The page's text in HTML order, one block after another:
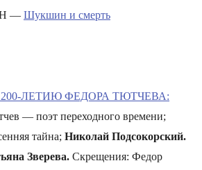
— Шукшин и смерть
ЛЕТИЮ ФЕДОРА ТЮТЧЕВА:
— поэт переходного времени;
тайна; Николай Подсокорский.
Зверева. Скрещения: Федор